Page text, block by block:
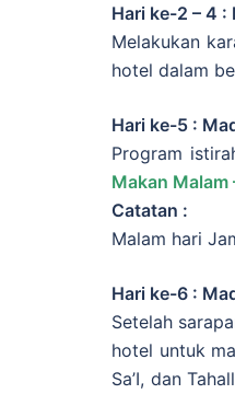
Hari ke-2 – 4 :
Melakukan
hotel dalam
Hari ke-5 :
Program
Makan Malam
Catatan :
Malam hari
Hari ke-6 :
Setelah
hotel untuk
Sa’I, dan